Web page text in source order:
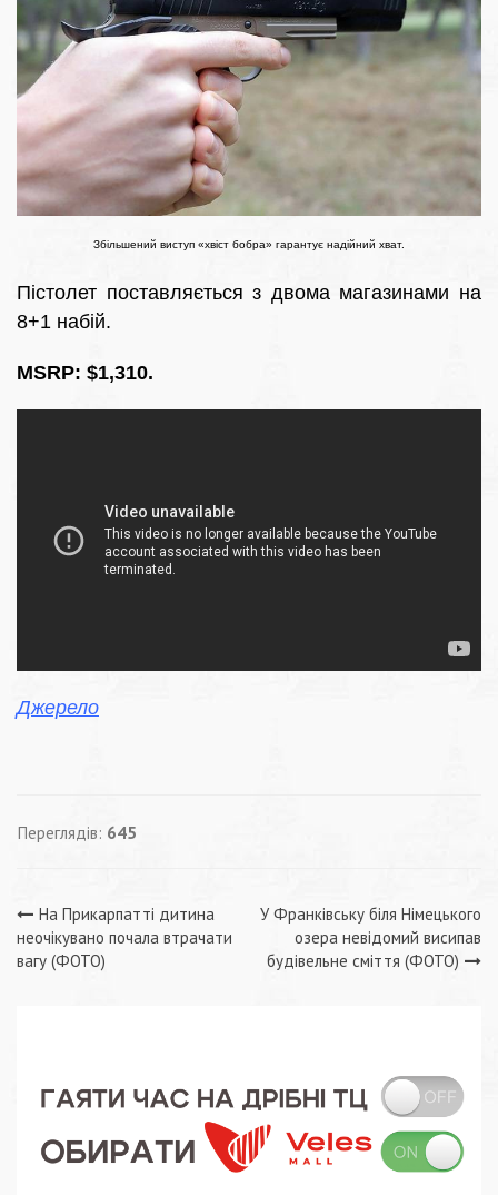
Збільшений виступ «хвіст бобра» гарантує надійний хват.
Пістолет поставляється з двома магазинами на
8+1 набій.
MSRP: $1,310.
Джерело
Переглядів: 645
Навігація
записів
На Прикарпатті дитина
неочікувано почала втрачати
вагу (ФОТО)
У Франківську біля Німецького
озера невідомий висипав
будівельне сміття (ФОТО)